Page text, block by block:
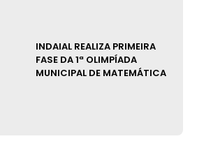
INDAIAL REALIZA PRIMEIRA
FASE DA 1ª OLIMPÍADA
MUNICIPAL DE MATEMÁTICA